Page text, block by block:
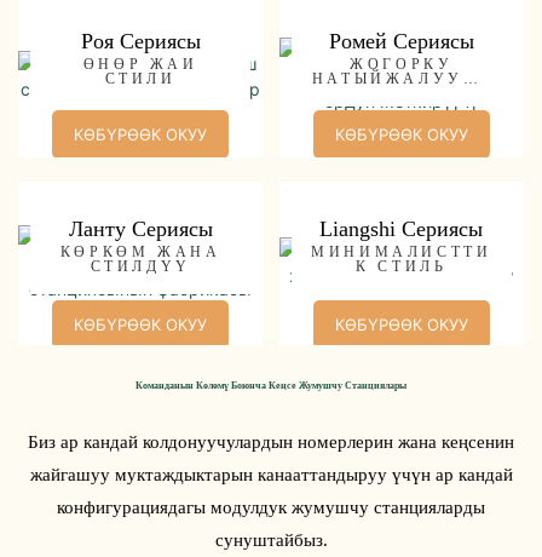
Роя Сериясы
ӨНӨР ЖАЙ
СТИЛИ
КӨБҮРӨӨК ОКУУ
Ромей Сериясы
ЖОГОРКУ
НАТЫЙЖАЛУУЛУ
КӨБҮРӨӨК ОКУУ
Ланту Сериясы
КӨРКӨМ ЖАНА
СТИЛДҮҮ
КӨБҮРӨӨК ОКУУ
Liangshi Сериясы
МИНИМАЛИСТТИ
К СТИЛЬ
КӨБҮРӨӨК ОКУУ
Команданын Көлөмү Боюнча Кеңсе Жумушчу Станциялары
Биз ар кандай колдонуучулардын номерлерин жана кеңсенин
жайгашуу муктаждыктарын канааттандыруу үчүн ар кандай
конфигурациядагы модулдук жумушчу станцияларды
сунуштайбыз.